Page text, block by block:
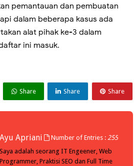
pemantauan dan pembuatan
dalam beberapa kasus ada
alat pihak ke-3 dalam
ini masuk.
Share Share Share
Ayu Apriani Number of Entries :255
Saya adalah seorang IT Engeener, Web
Programmer, Praktisi SEO dan Full Time